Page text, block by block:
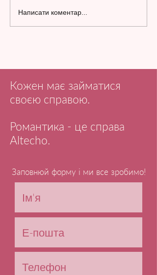
Написати коментар...
Кожен має займатися
своєю справою.
Романтика - це справа
Altecho.
Заповнюй форму і ми все зробимо!